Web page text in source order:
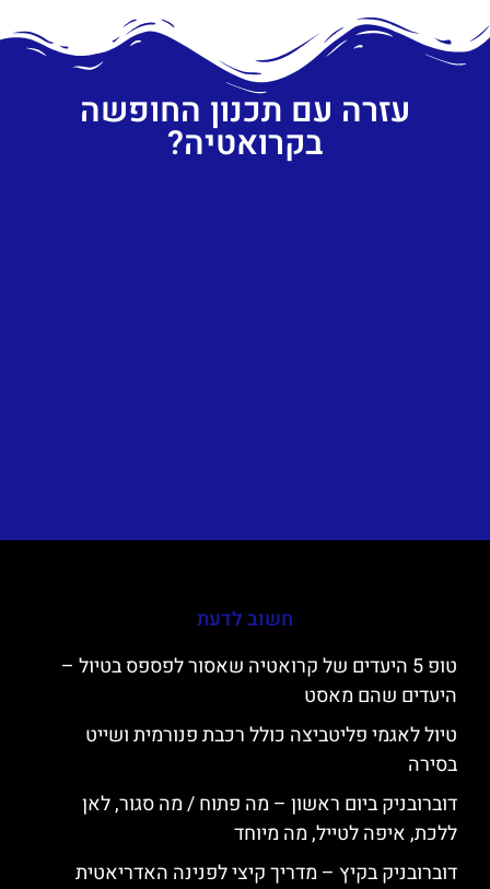
עזרה עם תכנון החופשה
בקרואטיה?
חשוב לדעת
טופ 5 היעדים של קרואטיה שאסור לפספס בטיול –
היעדים שהם מאסט
טיול לאגמי פליטביצה כולל רכבת פנורמית ושייט
בסירה
דוברובניק ביום ראשון – מה פתוח / מה סגור, לאן
ללכת, איפה לטייל, מה מיוחד
דוברובניק בקיץ – מדריך קיצי לפנינה האדריאטית